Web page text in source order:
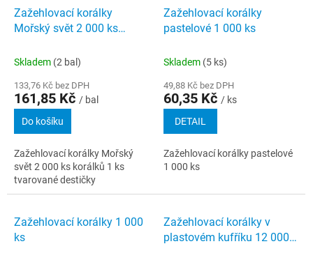
Zažehlovací korálky
Mořský svět 2 000 ks
destičky
Skladem (2 bal)
133,76 Kč bez DPH
161,85 Kč / bal
Do košíku
Zažehlovací korálky Mořský
svět 2 000 ks korálků 1 ks
tvarované destičky
Zažehlovací korálky
pastelové 1 000 ks
Skladem (5 ks)
49,88 Kč bez DPH
60,35 Kč / ks
DETAIL
Zažehlovací korálky pastelové
1 000 ks
Zažehlovací korálky 1 000
ks
Zažehlovací korálky v
plastovém kufříku 12 000